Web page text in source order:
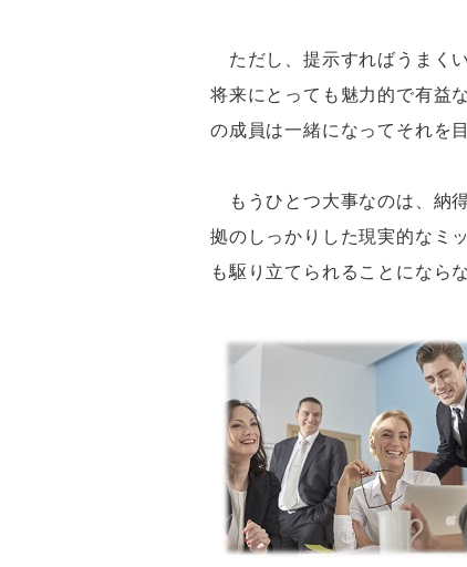
ただし、提示すればうまく
将来にとっても魅力的で有益
の成員は一緒になってそれを
もうひとつ大事なのは、納
拠のしっかりした現実的なミ
も駆り立てられることにならな